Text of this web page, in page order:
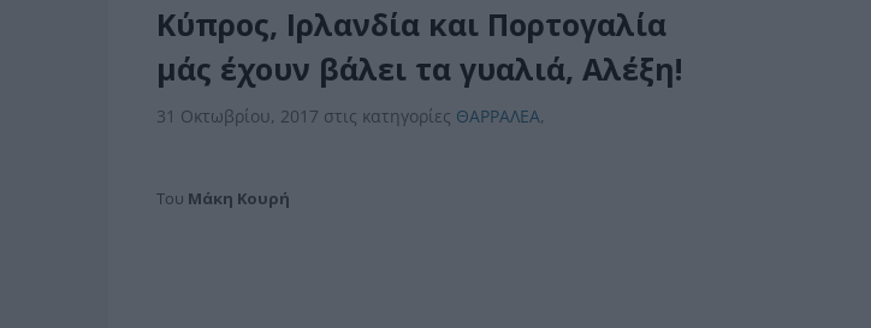
Κύπρος, Ιρλανδία και Πορτογαλία
μάς έχουν βάλει τα γυαλιά, Αλέξη!
31 Οκτωβρίου, 2017 στις κατηγορίες ΘΑΡΡΑΛΕΑ,
Του Μάκη Κουρή